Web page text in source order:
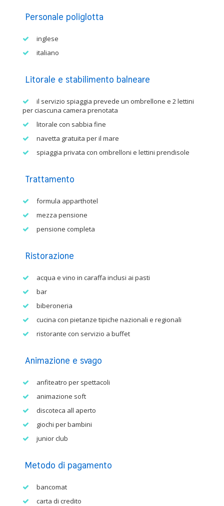
Personale poliglotta
inglese
italiano
Litorale e stabilimento balneare
il servizio spiaggia prevede un ombrellone e 2 lettini
per ciascuna camera prenotata
litorale con sabbia fine
navetta gratuita per il mare
spiaggia privata con ombrelloni e lettini prendisole
Trattamento
formula apparthotel
mezza pensione
pensione completa
Ristorazione
acqua e vino in caraffa inclusi ai pasti
bar
biberoneria
cucina con pietanze tipiche nazionali e regionali
ristorante con servizio a buffet
Animazione e svago
anfiteatro per spettacoli
animazione soft
discoteca all aperto
giochi per bambini
junior club
Metodo di pagamento
bancomat
carta di credito